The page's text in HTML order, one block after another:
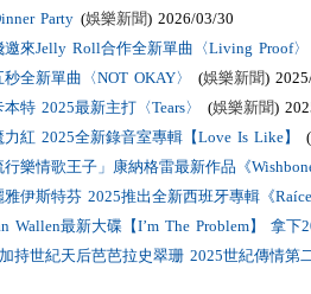
Party (娛樂新聞) 2026/03/30
來Jelly Roll合作全新單曲〈Living Proof〉
全新單曲〈NOT OKAY〉
(娛樂新聞)
特 2025最新主打〈Tears〉
(娛樂新聞)
紅 2025全新錄音室專輯【Love Is Like】
(
行樂情歌王子」康納格雷最新作品《Wishbone
伊斯特芬 2025推出全新西班牙專輯《
Wallen最新大碟【I’m The Problem】 拿
加持世紀天后芭芭拉史翠珊 2025世紀傳情第